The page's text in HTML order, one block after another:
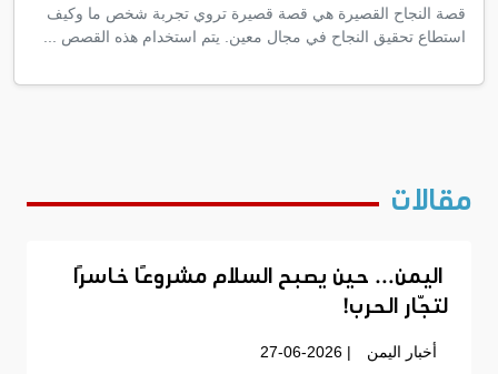
قصة النجاح القصيرة هي قصة قصيرة تروي تجربة شخص ما وكيف
استطاع تحقيق النجاح في مجال معين. يتم استخدام هذه القصص ...
مقالات
اليمن… حين يصبح السلام مشروعًا خاسرًا
لتجّار الحرب!
أخبار اليمن | 27-06-2026